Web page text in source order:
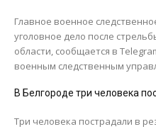
Главное военное
уголовное дело после
области, сообщается в
военным следственным
В Белгороде три человека
Три человека пострадали в